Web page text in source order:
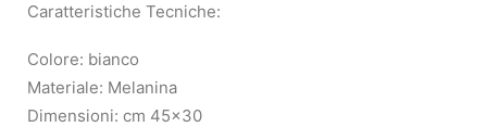
Caratteristiche Tecniche:
Colore: bianco
Materiale: Melanina
Dimensioni: cm 45×30